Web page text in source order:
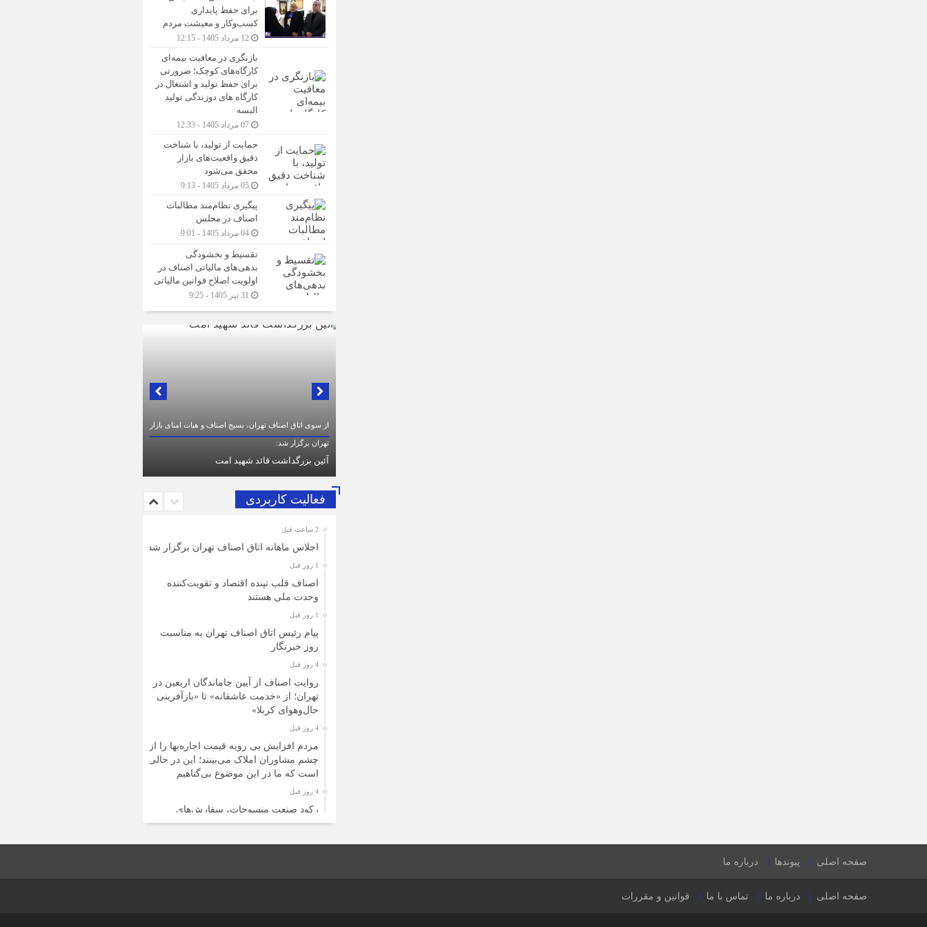
برای حفظ پایداری
کسب‌وکار و معیشت مردم
بازنگری در معافیت بیمه‌ای
کارگاه‌های کوچک؛ ضرورتی
برای حفظ تولید و اشتغال در
کارگاه های دوزندگی تولید
البسه
حمایت از تولید، با شناخت
دقیق واقعیت‌های بازار
محقق می‌شود
پیگیری نظام‌مند مطالبات
اصناف در مجلس
تقسیط و بخشودگی
بدهی‌های مالیاتی اصناف در
اولویت اصلاح قوانین مالیاتی
در لبیک به تصمیم سرنوشت‌ساز مجلس خبرگان رهبری؛
پیام تبریک و بیعت رئیس اتاق اصناف تهران از
طرف اصناف و بازاریان با مقام معظّم رهبری،
فعالیت کاربردی
2 ساعت قبل
اجلاس ماهانه اتاق اصناف تهران برگزار شد
1 روز قبل
اصناف قلب تپنده اقتصاد و تقویت‌کننده
وحدت ملی هستند
1 روز قبل
پیام رئیس اتاق اصناف تهران به مناسبت
روز خبرنگار
4 روز قبل
روایت اصناف از آیین جاماندگان اربعین در
تهران؛ از «خدمت عاشقانه» تا «بازآفرینی
حال‌وهوای کربلا»
4 روز قبل
مردم افزایش بی رویه قیمت اجاره‌بها را از
چشم مشاوران املاک می‌بینند؛ این در حالی
است که ما در این موضوع بی‌گناهیم
4 روز قبل
رکود صنعت منسوجات، سفارش‌های
رنگرزی و چاپ پارچه را کاهش داده است
صفحه اصلی پیوندها درباره ما
صفحه اصلی درباره ما تماس با ما قوانین و مقررات